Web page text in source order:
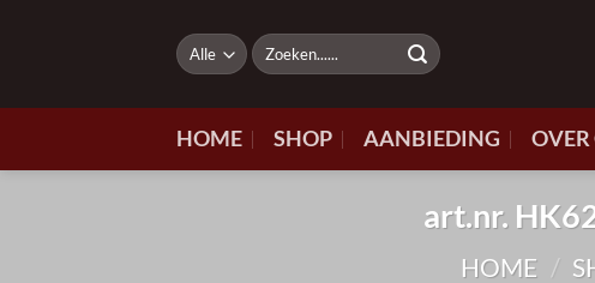
Zoeken
naar:
HOME SHOP AANBIEDING OVER
art.nr.
HOME /